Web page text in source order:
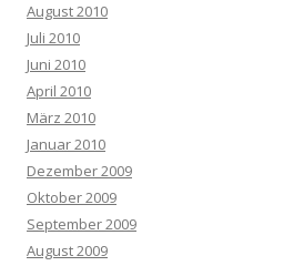
August 2010
Juli 2010
Juni 2010
April 2010
März 2010
Januar 2010
Dezember 2009
Oktober 2009
September 2009
August 2009